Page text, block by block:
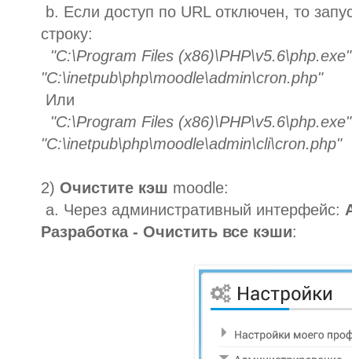
b. Если доступ по URL отключен, то
строку:
"C:\Program Files (x86)\PHP\v5.6\php.exe"
"C:\inetpub\php\moodle\admin\cron.php"
Или
"C:\Program Files (x86)\PHP\v5.6\php.exe"
"C:\inetpub\php\moodle\admin\cli\cron.php"
2) Очистите кэш moodle:
a. Через административный интерфейс:
Разработка - Очистить все кэши: